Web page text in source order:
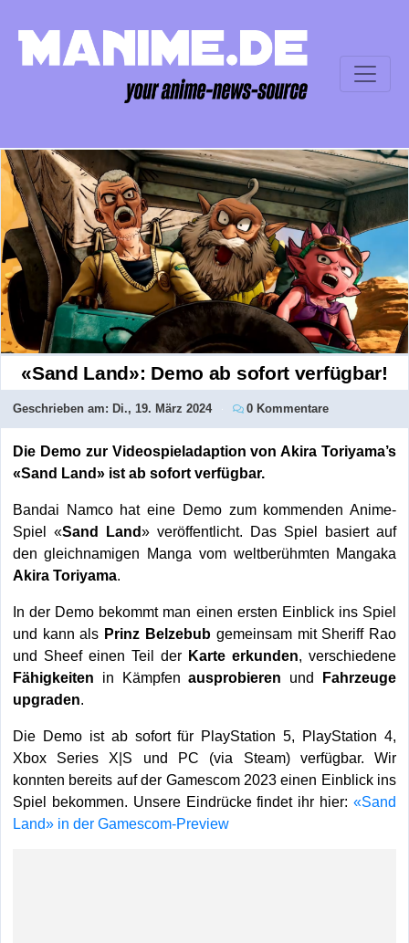
«Sand Land»: Demo ab sofort verfügbar!
Geschrieben am: Di., 19. März 2024 0 Kommentare
Die Demo zur Videospieladaption von Akira Toriyama’s
«Sand Land» ist ab sofort verfügbar.
Bandai Namco hat eine Demo zum kommenden Anime-
Spiel «Sand Land» veröffentlicht. Das Spiel basiert auf
den gleichnamigen Manga vom weltberühmten Mangaka
Akira Toriyama.
In der Demo bekommt man einen ersten Einblick ins Spiel
und kann als Prinz Belzebub gemeinsam mit Sheriff Rao
und Sheef einen Teil der Karte erkunden, verschiedene
Fähigkeiten in Kämpfenausprobieren und Fahrzeuge
upgraden.
Die Demo ist ab sofort für PlayStation 5, PlayStation 4,
Xbox Series X|S und PC (via Steam) verfügbar. Wir
konnten bereits auf der Gamescom 2023 einen Einblick ins
Spiel bekommen. Unsere Eindrücke findet ihr hier:«Sand
Land» in der Gamescom-Preview